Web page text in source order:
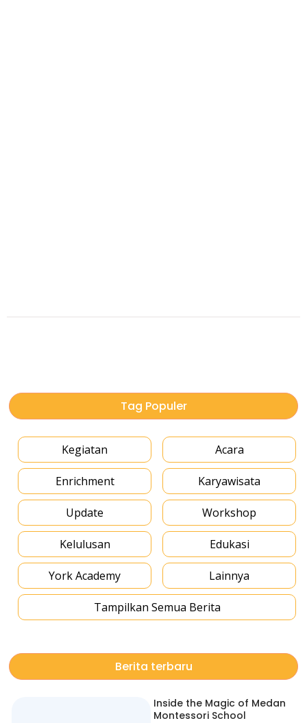
Tag Populer
Kegiatan Acara
Enrichment Karyawisata
Update Workshop
Kelulusan Edukasi
York Academy Lainnya
Tampilkan Semua Berita
Berita terbaru
Inside the Magic of Medan
Montessori School